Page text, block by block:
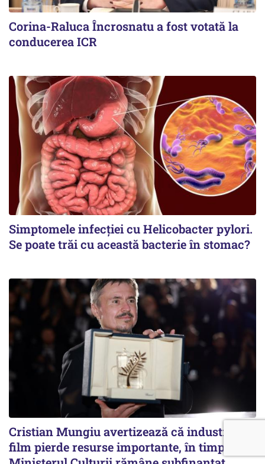
Corina-Raluca Încrosnatu a fost votată la
conducerea ICR
Simptomele infecției cu Helicobacter pylori.
Se poate trăi cu această bacterie în stomac?
Cristian Mungiu avertizează că industria de
film pierde resurse importante, în timp ce